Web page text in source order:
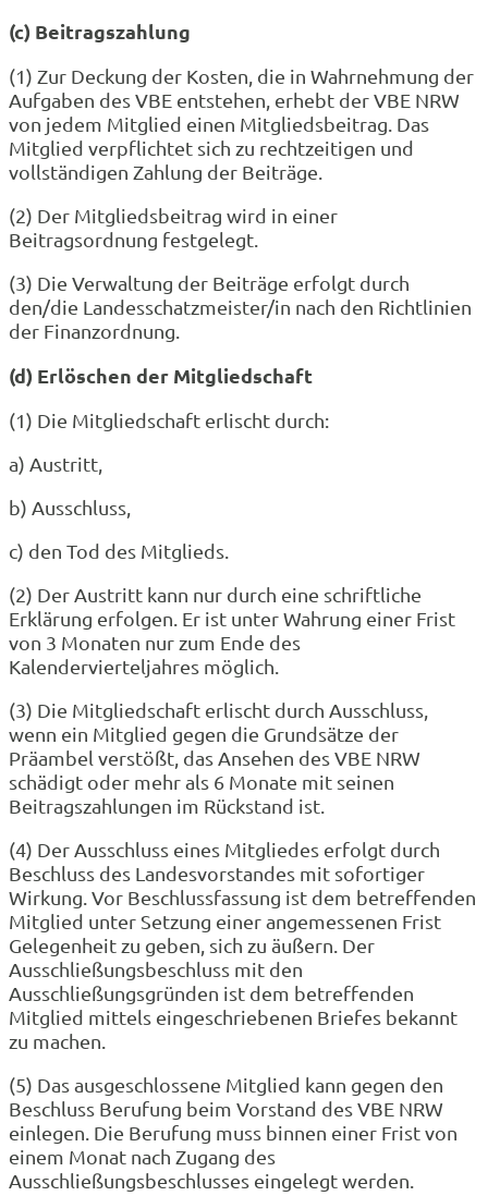
(c) Beitragszahlung
(1) Zur Deckung der Kosten, die in Wahrnehmung der
Aufgaben des VBE entstehen, erhebt der VBE NRW
von jedem Mitglied einen Mitgliedsbeitrag. Das
Mitglied verpflichtet sich zu rechtzeitigen und
vollständigen Zahlung der Beiträge.
(2) Der Mitgliedsbeitrag wird in einer
Beitragsordnung festgelegt.
(3) Die Verwaltung der Beiträge erfolgt durch
den/die Landesschatzmeister/in nach den Richtlinien
der Finanzordnung.
(d) Erlöschen der Mitgliedschaft
(1) Die Mitgliedschaft erlischt durch:
a) Austritt,
b) Ausschluss,
c) den Tod des Mitglieds.
(2) Der Austritt kann nur durch eine schriftliche
Erklärung erfolgen. Er ist unter Wahrung einer Frist
von 3 Monaten nur zum Ende des
Kalendervierteljahres möglich.
(3) Die Mitgliedschaft erlischt durch Ausschluss,
wenn ein Mitglied gegen die Grundsätze der
Präambel verstößt, das Ansehen des VBE NRW
schädigt oder mehr als 6 Monate mit seinen
Beitragszahlungen im Rückstand ist.
(4) Der Ausschluss eines Mitgliedes erfolgt durch
Beschluss des Landesvorstandes mit sofortiger
Wirkung. Vor Beschlussfassung ist dem betreffenden
Mitglied unter Setzung einer angemessenen Frist
Gelegenheit zu geben, sich zu äußern. Der
Ausschließungsbeschluss mit den
Ausschließungsgründen ist dem betreffenden
Mitglied mittels eingeschriebenen Briefes bekannt
zu machen.
(5) Das ausgeschlossene Mitglied kann gegen den
Beschluss Berufung beim Vorstand des VBE NRW
einlegen. Die Berufung muss binnen einer Frist von
einem Monat nach Zugang des
Ausschließungsbeschlusses eingelegt werden.